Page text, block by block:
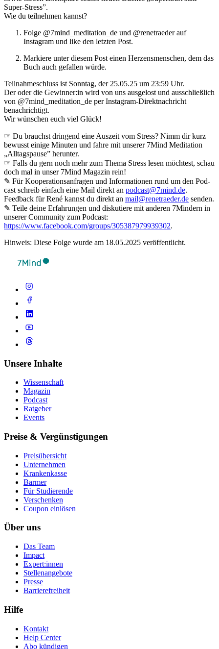
Super-Stress”.
Wie du teilnehmen kannst?
Folge @7mind_meditation_de und @renetraeder auf
Instagram und like den letzten Post.
Markiere unter diesem Post einen Herzensmenschen, dem das
Buch auch gefallen würde.
⁠Teilnahmeschluss ist Sonntag, der 25.05.25 um 23:59 Uhr.
Der oder die Gewinner:in wird von uns ausgelost und ausschließlich
von @7mind_meditation_de per Instagram-Direktnachricht
benachrichtigt.⁠
Wir wünschen euch viel Glück!
☞ Du brauchst dringend eine Auszeit vom Stress? Nimm dir kurz
bewusst einige Minuten und fahre mit unserer 7Mind Meditation
„Alltagspause” herunter.
☞ Falls du gern noch mehr zum Thema Stress lesen möchtest, schau
doch mal in unser 7Mind Magazin rein!
✎ Für Koope­ra­ti­ons­an­fra­gen und Infor­ma­tio­nen rund um den Pod­
cast schreib ein­fach eine Mail direkt an podcast@7mind.de.
Feedback für René kannst du direkt an mail@renetraeder.de senden.
✎ Teile deine Erfahrungen und diskutiere mit anderen 7Mindern in
unserer Community zum Podcast:
https://www.facebook.com/groups/305387979939302.
Hinweis: Diese Folge wurde am 18.05.2025 veröffentlicht.
Unsere Inhalte
Wissenschaft
Magazin
Podcast
Ratgeber
Events
Preise & Vergünstigungen
Preisübersicht
Unternehmen
Krankenkasse
Barmer
Für Studierende
Ver­schen­ken
Coupon einlösen
Über uns
Das Team
Impact
Expert:innen
Stellenangebote
Presse
Barrierefreiheit
Hilfe
Kontakt
Help Center
Abo kündigen